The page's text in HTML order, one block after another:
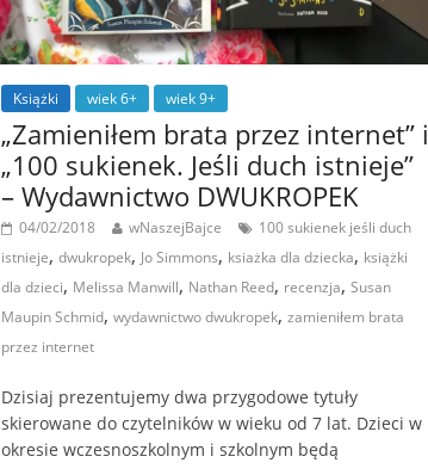
Książki wiek 6+ wiek 9+
„Zamieniłem brata przez internet” i
„100 sukienek. Jeśli duch istnieje”
– Wydawnictwo DWUKROPEK
04/02/2018 wNaszejBajce
100 sukienek jeśli duch
istnieje,dwukropek, Jo Simmons, ksiażka dla dziecka, książki
dla dzieci, Melissa Manwill, Nathan Reed, recenzja,Susan
Maupin Schmid,wydawnictwo dwukropek,zamieniłem brata
przez internet
Dzisiaj prezentujemy dwa przygodowe tytuły
skierowane do czytelników w wieku od 7 lat. Dzieci w
okresie wczesnoszkolnym i szkolnym będą